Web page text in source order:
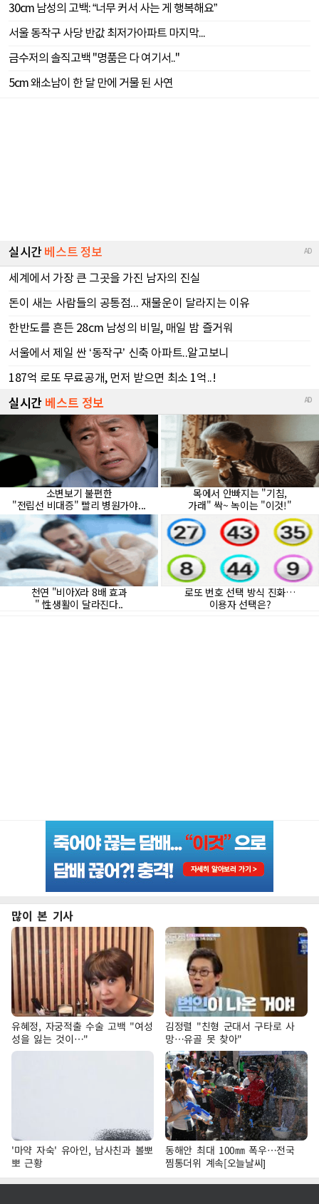
많이 본 기사
유혜정, 자궁적출 수술 고백 "여성
성을 잃는 것이…"
김정렬 "친형 군대서 구타로 사
망…유골 못 찾아"
'마약 자숙' 유아인, 남사친과 볼뽀
뽀 근황
동해안 최대 100㎜ 폭우…전국
찜통더위 계속[오늘날씨]